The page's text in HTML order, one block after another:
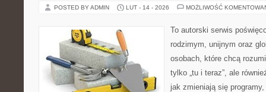
POSTED BY ADMIN LUT - 14 - 2026 MOŻLIWOŚĆ
To autorski serwis
rodzimym, unijnym oraz
osobach, które chcą
tylko „tu i teraz”, ale
jak zmieniają się